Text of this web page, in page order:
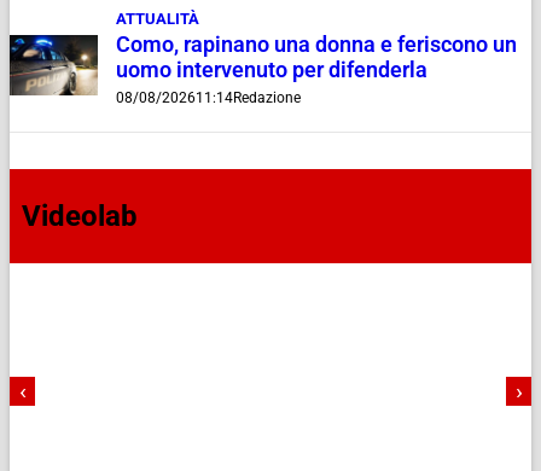
ATTUALITÀ
Como, rapinano una donna e feriscono un
uomo intervenuto per difenderla
08/08/202611:14Redazione
Videolab
‹ ›